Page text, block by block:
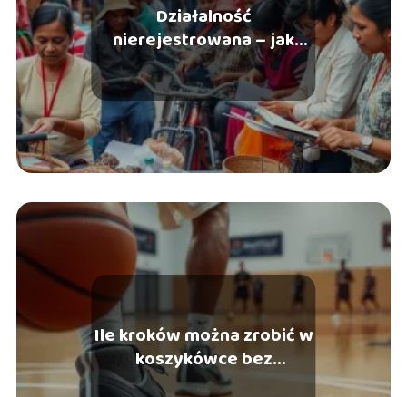
Działalność
nierejestrowana – jak
zacząć i co warto
wiedzieć?
Ile kroków można zrobić w
koszykówce bez
kozłowania?